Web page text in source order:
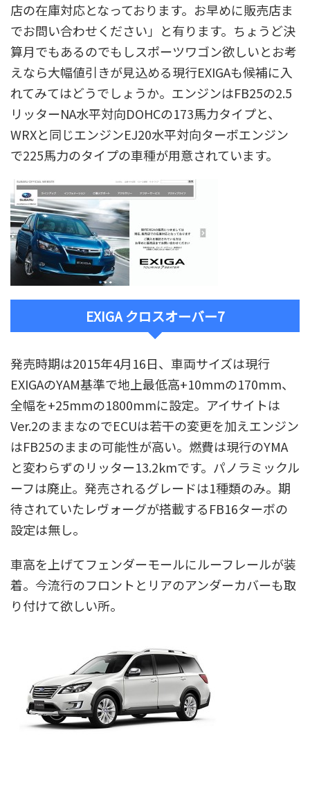
店の在庫対応となっております。お早めに販売店ま
でお問い合わせください」と有ります。ちょうど決
算月でもあるのでもしスポーツワゴン欲しいとお考
えなら大幅値引きが見込める現行EXIGAも候補に入
れてみてはどうでしょうか。エンジンはFB25の2.5
リッターNA水平対向DOHCの173馬力タイプと、
WRXと同じエンジンEJ20水平対向ターボエンジン
で225馬力のタイプの車種が用意されています。
EXIGA クロスオーバー7
発売時期は2015年4月16日、車両サイズは現行
EXIGAのYAM基準で地上最低高+10mmの170mm、
全幅を+25mmの1800mmに設定。アイサイトは
Ver.2のままなのでECUは若干の変更を加えエンジン
はFB25のままの可能性が高い。燃費は現行のYMA
と変わらずのリッター13.2kmです。パノラミックル
ーフは廃止。発売されるグレードは1種類のみ。期
待されていたレヴォーグが搭載するFB16ターボの
設定は無し。
車高を上げてフェンダーモールにルーフレールが装
着。今流行のフロントとリアのアンダーカバーも取
り付けて欲しい所。